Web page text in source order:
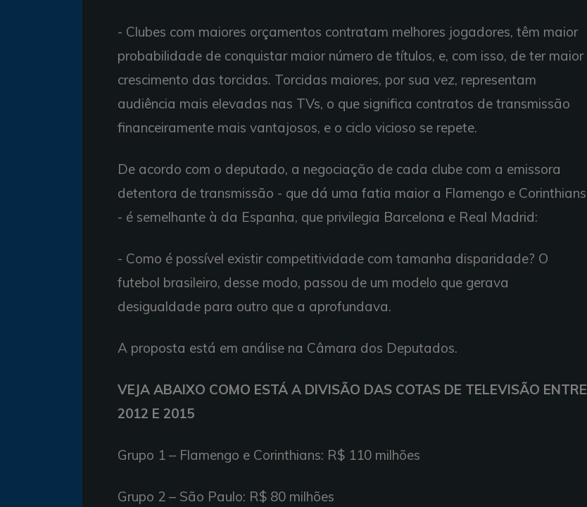
- Clubes com maiores orçamentos contratam melhores jogadores, têm maior
probabilidade de conquistar maior número de títulos, e, com isso, de ter maior
crescimento das torcidas. Torcidas maiores, por sua vez, representam
audiência mais elevadas nas TVs, o que significa contratos de transmissão
financeiramente mais vantajosos, e o ciclo vicioso se repete.
De acordo com o deputado, a negociação de cada clube com a emissora
detentora de transmissão - que dá uma fatia maior a Flamengo e Corinthians
- é semelhante à da Espanha, que privilegia Barcelona e Real Madrid:
- Como é possível existir competitividade com tamanha disparidade? O
futebol brasileiro, desse modo, passou de um modelo que gerava
desigualdade para outro que a aprofundava.
A proposta está em análise na Câmara dos Deputados.
VEJA ABAIXO COMO ESTÁ A DIVISÃO DAS COTAS DE TELEVISÃO ENTRE
2012 E 2015
Grupo 1 – Flamengo e Corinthians: R$ 110 milhões
Grupo 2 – São Paulo: R$ 80 milhões